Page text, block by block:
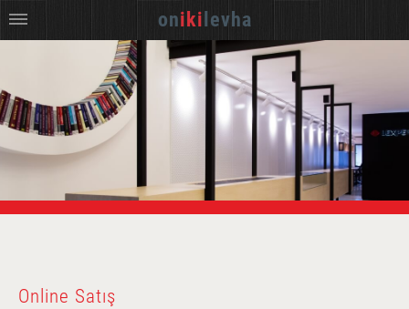
Online Satış
oniki levha